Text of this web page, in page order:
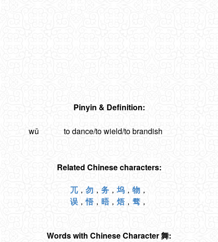
Pinyin & Definition:
wǔ to dance/to wield/to brandish
Related Chinese characters:
兀， 勿 ， 务 ， 坞 ， 物 ，
误 ，悟， 晤， 焐， 骛 ，
Words with Chinese Character 舞: